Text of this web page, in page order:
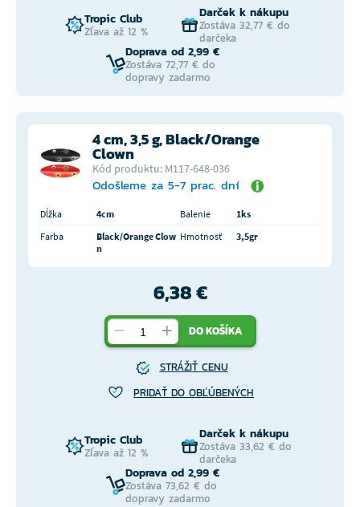
Tropic Club
Zľava až 12 %
Darček k nákupu
Zostáva 32,77 € do
darčeka
Doprava od 2,99 €
Zostáva 72,77 € do
dopravy zadarmo
4 cm, 3,5 g, Black/Orange
Clown
Kód produktu: M117-648-036
Odošleme za 5-7 prac. dní
Dĺžka 4cm Balenie
1ks
Farba
Black/Orange Clow
n
Hmotnosť 3,5gr
6,38 €
DO KOŠÍKA
STRÁŽIŤ CENU
PRIDAŤ DO OBĽÚBENÝCH
Tropic Club
Zľava až 12 %
Darček k nákupu
Zostáva 33,62 € do
darčeka
Doprava od 2,99 €
Zostáva 73,62 € do
dopravy zadarmo